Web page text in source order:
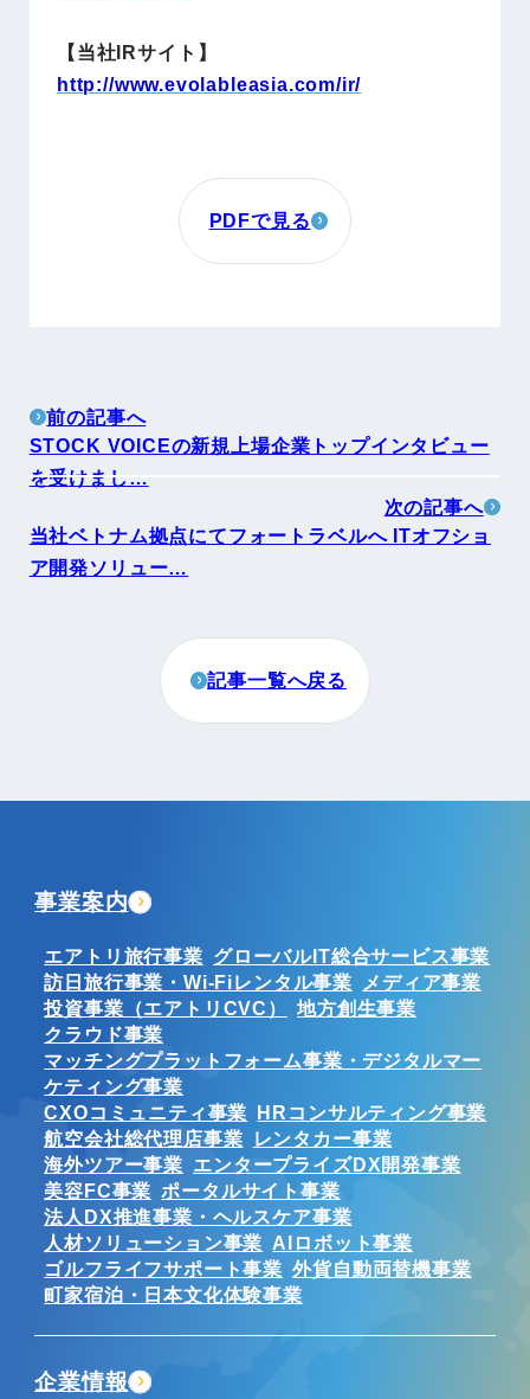
【当社IRサイト】
http://www.evolableasia.com/ir/
PDFで見る
前の記事へ
STOCK VOICEの新規上場企業トップインタビュー
を受けまし…
次の記事へ
当社ベトナム拠点にてフォートラベルへ ITオフショ
ア開発ソリュー…
記事一覧へ戻る
事業案内
エアトリ旅行事業 グローバルIT総合サービス事業
訪日旅行事業・Wi-Fiレンタル事業
メディア事業
投資事業（エアトリCVC）
地方創生事業
クラウド事業
マッチングプラットフォーム事業・デジタルマー
ケティング事業
CXOコミュニティ事業 HRコンサルティング事業
航空会社総代理店事業
レンタカー事業
海外ツアー事業 エンタープライズDX開発事業
美容FC事業 ポータルサイト事業
法人DX推進事業・ヘルスケア事業
人材ソリューション事業 AIロボット事業
ゴルフライフサポート事業 外貨自動両替機事業
町家宿泊・日本文化体験事業
企業情報